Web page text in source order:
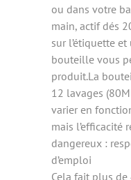
ou dans votre
main, actif dés
sur l’étiquette
bouteille vous
produit.La
12 lavages
varier en
mais l’efficacité
dangereux :
d’emploi
Cela fait plus